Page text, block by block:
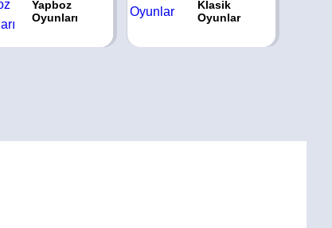
Yapboz
Oyunları
Klasik
Oyunlar